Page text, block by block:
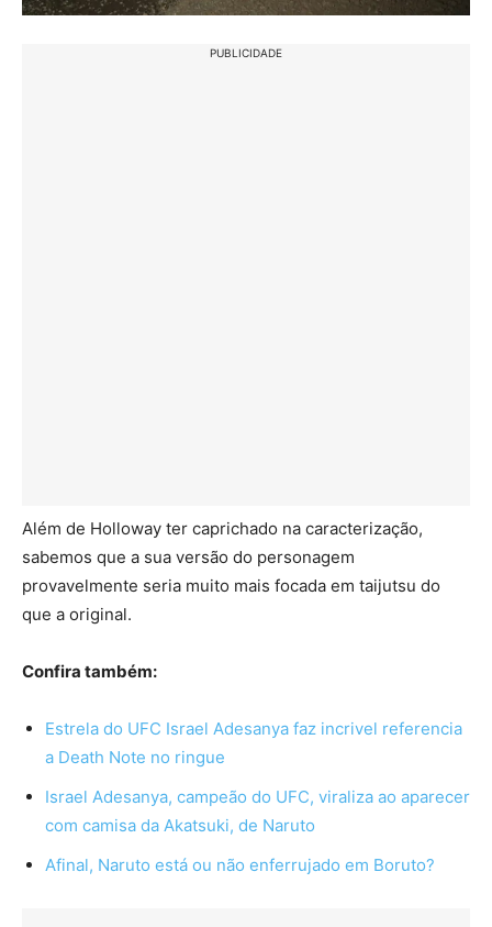
PUBLICIDADE
Além de Holloway ter caprichado na caracterização,
sabemos que a sua versão do personagem
provavelmente seria muito mais focada em taijutsu do
que a original.
Confira também:
Estrela do UFC Israel Adesanya faz incrivel referencia
a Death Note no ringue
Israel Adesanya, campeão do UFC, viraliza ao aparecer
com camisa da Akatsuki, de Naruto
Afinal, Naruto está ou não enferrujado em Boruto?